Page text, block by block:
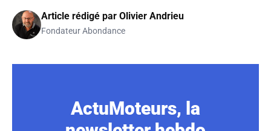
Article rédigé par Olivier Andrieu
Fondateur Abondance
ActuMoteurs, la